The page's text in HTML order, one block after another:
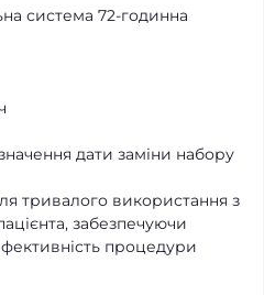
система 72-годинна
дати заміни набору
тривалого використання з
забезпечуючи
процедури